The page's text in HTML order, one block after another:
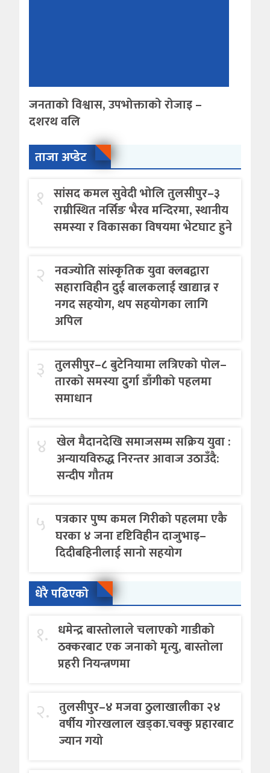
जनताको विश्वास, उपभोक्ताको रोजाइ –
दशरथ वलि
ताजा अप्डेट
१ सांसद कमल सुवेदी भोलि तुलसीपुर–३
राम्रीस्थित नर्सिङ भैरव मन्दिरमा, स्थानीय
समस्या र विकासका विषयमा भेटघाट हुने
२ नवज्योति सांस्कृतिक युवा क्लबद्वारा
सहाराविहीन दुई बालकलाई खाद्यान्न र
नगद सहयोग, थप सहयोगका लागि
अपिल
३ तुलसीपुर–८ बुटेनियामा लत्रिएको पोल–
तारको समस्या दुर्गा डाँगीको पहलमा
समाधान
४ खेल मैदानदेखि समाजसम्म सक्रिय युवा :
अन्यायविरुद्ध निरन्तर आवाज उठाउँदै:
सन्दीप गौतम
५ पत्रकार पुष्प कमल गिरीको पहलमा एकै
घरका ४ जना दृष्टिविहीन दाजुभाइ–
दिदीबहिनीलाई सानो सहयोग
धेरै पढिएको
१. धमेन्द्र बास्तोलाले चलाएको गाडीको
ठक्करबाट एक जनाको मृत्यु, बास्तोला
प्रहरी नियन्त्रणमा
२. तुलसीपुर–४ मजवा ठुलाखालीका २४
वर्षीय गोरखलाल खड्का.चक्कु प्रहारबाट
ज्यान गयो